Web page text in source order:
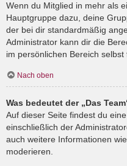
Wenn du Mitglied in mehr als
Hauptgruppe dazu, deine
der bei dir standardmäßig
Administrator kann dir die
im persönlichen Bereich selbst
Nach oben
Was bedeutet der „Das
Auf dieser Seite findest du
einschließlich der
auch weitere Informationen
moderieren.